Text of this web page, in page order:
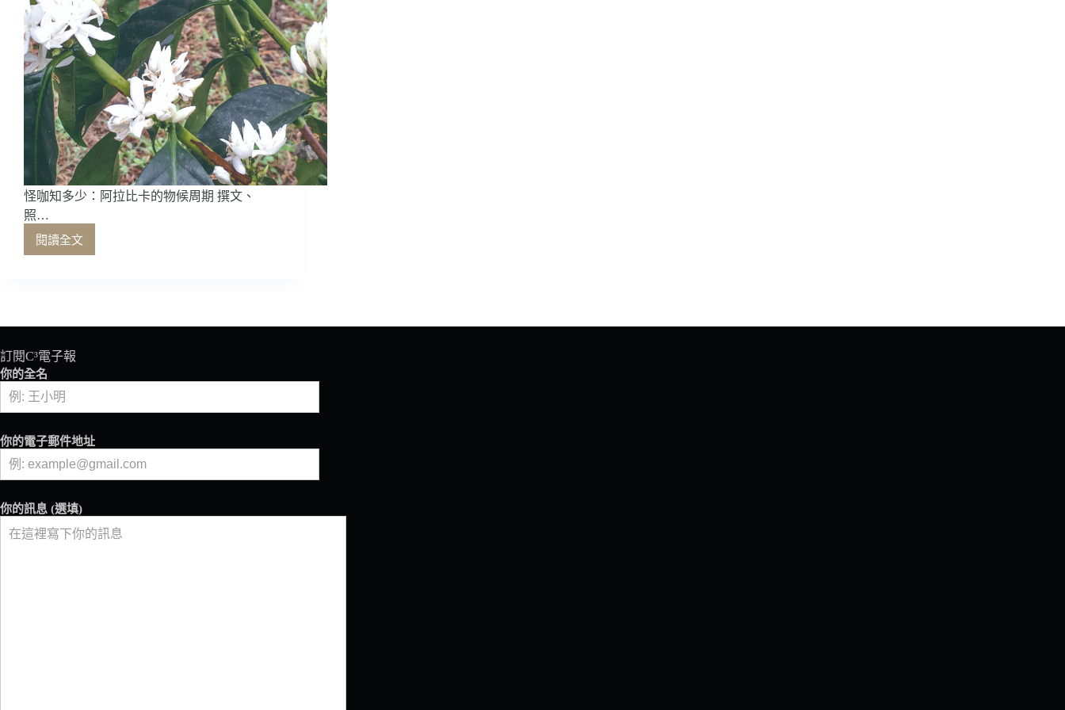
怪咖知多少：阿拉比卡的物候周期 撰文、
照…
閱讀全文
怪
阿
拉
比
卡
的
物
周
期
訂閱C³電子報
你的全名
你的電子郵件地址
你的訊息 (選填)